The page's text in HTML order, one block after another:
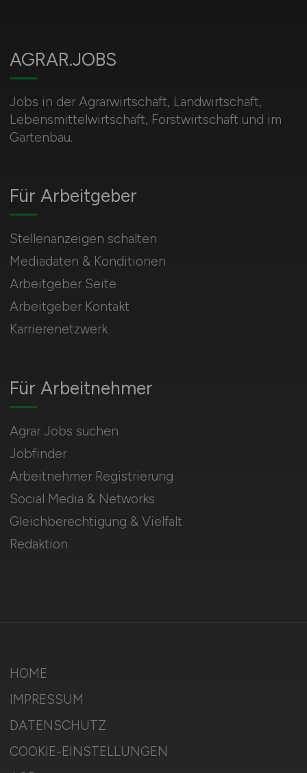
AGRAR.JOBS
Jobs in der Agrarwirtschaft, Landwirtschaft,
Lebensmittelwirtschaft, Forstwirtschaft und im
Gartenbau.
Für Arbeitnehmer
Agrar Jobs suchen
Jobfinder
Arbeitnehmer Registrierung
Social Media & Networks
Gleichberechtigung & Vielfalt
Redaktion
Für Arbeitgeber
Stellenanzeigen schalten
Mediadaten & Konditionen
Arbeitgeber Seite
Arbeitgeber Kontakt
Karrierenetzwerk
HOME
IMPRESSUM
DATENSCHUTZ
COOKIE-EINSTELLUNGEN